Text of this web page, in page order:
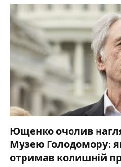
Ющенко очолив
Музею Голодомору:
отримав колишній